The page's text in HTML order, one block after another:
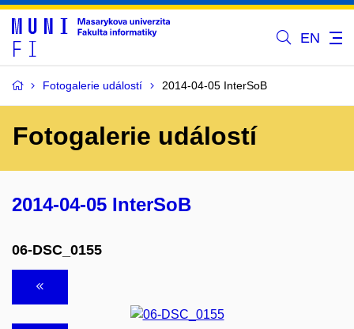
EN
Fotogalerie událostí 2014-04-05 InterSoB
Fotogalerie událostí
2014-04-05 InterSoB
06-DSC_0155